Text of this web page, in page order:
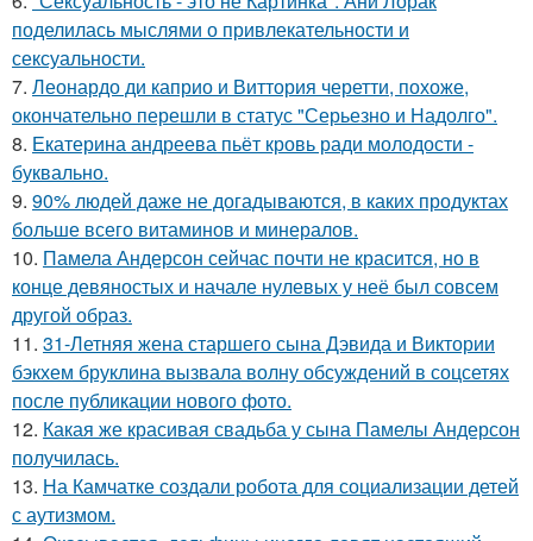
поделилась мыслями о привлекательности и
сексуальности.
7. Леонардо ди каприо и Виттория черетти, похоже,
окончательно перешли в статус "Серьезно и Надолго".
8. Екатерина андреева пьёт кровь ради молодости -
буквально.
9. 90% людей даже не догадываются, в каких продуктах
больше всего витаминов и минералов.
10. Памела Андерсон сейчас почти не красится, но в
конце девяностых и начале нулевых у неё был совсем
другой образ.
11. 31-Летняя жена старшего сына Дэвида и Виктории
бэкхем бруклина вызвала волну обсуждений в соцсетях
после публикации нового фото.
12. Какая же красивая свадьба у сына Памелы Андерсон
получилась.
13. На Камчатке создали робота для социализации детей
с аутизмом.